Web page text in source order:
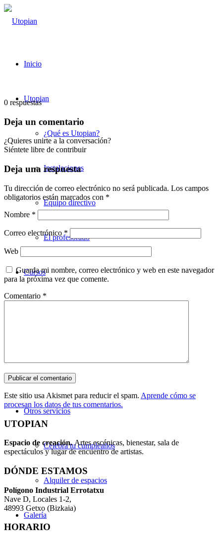
Inicio
Utopian
¿Qué es Utopian?
Instalaciones
Equipo directivo
El profesorado
Cursos
Música
Otros servicios
Celebra tu cumpleaños
Alquiler de espacios
Galería
0 respuestas
Deja un comentario
¿Quieres unirte a la conversación?
Siéntete libre de contribuir
Deja una respuesta
Tu dirección de correo electrónico no será publicada. Los campos
obligatorios están marcados con *
Nombre *
Correo electrónico *
Web
Guarda mi nombre, correo electrónico y web en este navegador
para la próxima vez que comente.
Comentario *
Este sitio usa Akismet para reducir el spam. Aprende cómo se
procesan los datos de tus comentarios.
UTOPIAN
Espacio de creación.Artes escénicas, bienestar, sala de
espectáculos y lugar de encuentro de artistas.
DÓNDE ESTAMOS
Polígono Industrial Errotatxu
Nave D, Locales 1-2,
48993 Getxo (Bizkaia)
HORARIO